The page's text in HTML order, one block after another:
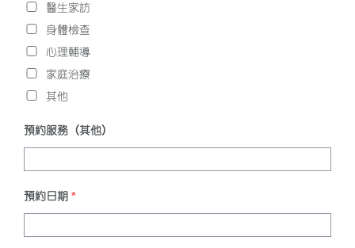
醫生家訪
身體檢查
心理輔導
家庭治療
其他
預約服務（其他）
預約日期 *